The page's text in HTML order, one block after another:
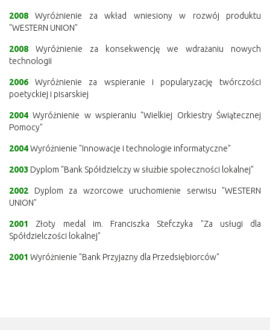
2008 Wyróżnienie za wkład wniesiony w rozwój produktu
"WESTERN UNION"
2008 Wyróżnienie za konsekwencję we wdrażaniu nowych
technologii
2006 Wyróżnienie za wspieranie i popularyzację twórczości
poetyckiej i pisarskiej
2004 Wyróżnienie w wspieraniu "Wielkiej Orkiestry Świątecznej
Pomocy"
2004Wyróżnienie "Innowacje i technologie informatyczne"
2003 Dyplom "Bank Spółdzielczy w służbie społeczności lokalnej"
2002 Dyplom za wzorcowe uruchomienie serwisu "WESTERN
UNION"
2001 Złoty medal im. Franciszka Stefczyka "Za usługi dla
Spółdzielczości lokalnej"
2001 Wyróżnienie "Bank Przyjazny dla Przedsiębiorców"